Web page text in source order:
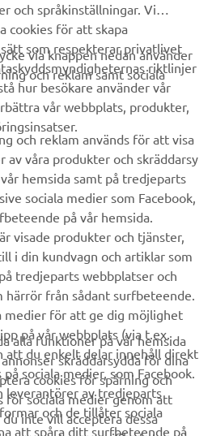
erbjudandena, evenemangen,
och språkinställningar. Vi
cookies för att skapa
som respekterar privatlivet
riktlinjer
hur besökare använder vår
vår webbplats, produkter,
via knappen nedan använder
och reklam samt sociala
och reklam används för att visa
av våra produkter och skräddarsy
hemsida samt på tredjeparts
sociala medier som Facebook,
på vår hemsida.
visade produkter och tjänster,
i din kundvagn och artiklar som
tredjeparts webbplatser och
härrör från sådant surfbeteende.
medier för att ge dig möjlighet
på vår webbplats (via t.ex.
att du enkelt delar innehåll direkt
sociala medier, som Facebook.
leverantörer av tredjeparts
och de tillåter sociala
att spåra ditt surfbeteende på
alla funktioner på vår hemsida
skräddarsydda för dina
cookies för spårning och
för sociala medier genom att
inte vill acceptera dessa